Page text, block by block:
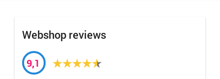
Webshop reviews
9,1